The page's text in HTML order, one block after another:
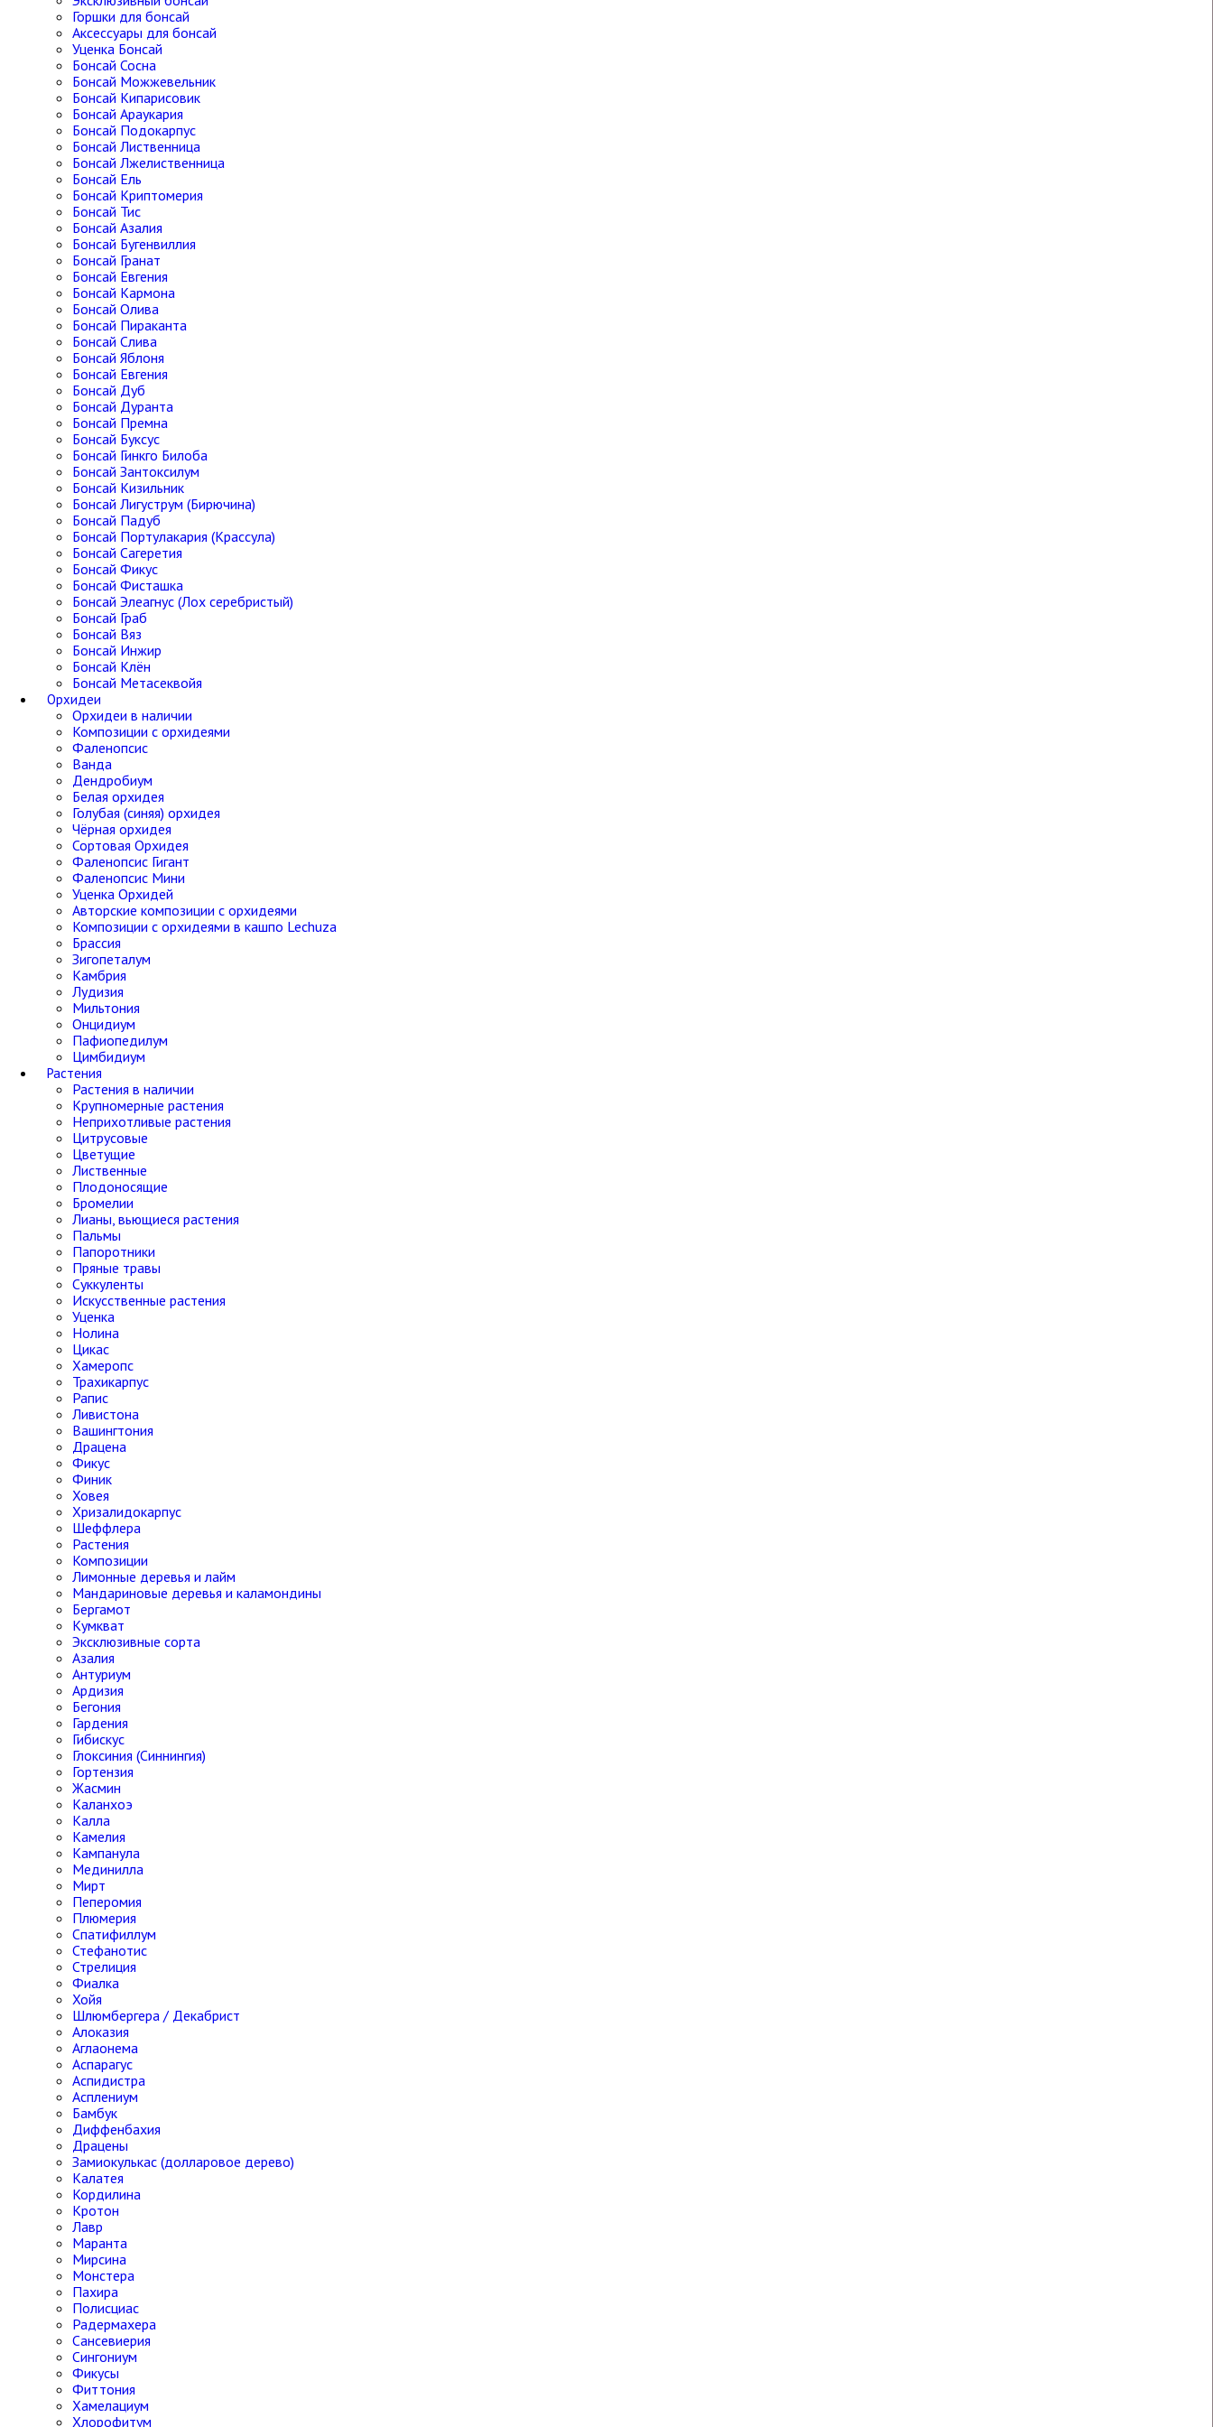
Горшки для бонсай
Аксессуары для бонсай
Уценка Бонсай
Бонсай Сосна
Бонсай Можжевельник
Бонсай Кипарисовик
Бонсай Араукария
Бонсай Подокарпус
Бонсай Лиственница
Бонсай Лжелиственница
Бонсай Ель
Бонсай Криптомерия
Бонсай Тис
Бонсай Азалия
Бонсай Бугенвиллия
Бонсай Гранат
Бонсай Евгения
Бонсай Кармона
Бонсай Олива
Бонсай Пираканта
Бонсай Слива
Бонсай Яблоня
Бонсай Евгения
Бонсай Дуб
Бонсай Дуранта
Бонсай Премна
Бонсай Буксус
Бонсай Гинкго Билоба
Бонсай Зантоксилум
Бонсай Кизильник
Бонсай Лигуструм (Бирючина)
Бонсай Падуб
Бонсай Портулакария (Крассула)
Бонсай Сагеретия
Бонсай Фикус
Бонсай Фисташка
Бонсай Элеагнус (Лох серебристый)
Бонсай Граб
Бонсай Вяз
Бонсай Инжир
Бонсай Клён
Бонсай Метасеквойя
Орхидеи
Орхидеи в наличии
Композиции с орхидеями
Фаленопсис
Ванда
Дендробиум
Белая орхидея
Голубая (синяя) орхидея
Чёрная орхидея
Сортовая Орхидея
Фаленопсис Гигант
Фаленопсис Мини
Уценка Орхидей
Авторские композиции с орхидеями
Композиции с орхидеями в кашпо Lechuza
Брассия
Зигопеталум
Камбрия
Лудизия
Мильтония
Онцидиум
Пафиопедилум
Цимбидиум
Растения
Растения в наличии
Крупномерные растения
Неприхотливые растения
Цитрусовые
Цветущие
Лиственные
Плодоносящие
Бромелии
Лианы, вьющиеся растения
Пальмы
Папоротники
Пряные травы
Суккуленты
Искусственные растения
Уценка
Нолина
Цикас
Хамеропс
Трахикарпус
Рапис
Ливистона
Вашингтония
Драцена
Фикус
Финик
Ховея
Хризалидокарпус
Шеффлера
Растения
Композиции
Лимонные деревья и лайм
Мандариновые деревья и каламондины
Бергамот
Кумкват
Эксклюзивные сорта
Азалия
Антуриум
Ардизия
Бегония
Гардения
Гибискус
Глоксиния (Синнингия)
Гортензия
Жасмин
Каланхоэ
Калла
Камелия
Кампанула
Мединилла
Мирт
Пеперомия
Плюмерия
Спатифиллум
Стефанотис
Стрелиция
Фиалка
Хойя
Шлюмбергера / Декабрист
Алоказия
Аглаонема
Аспарагус
Аспидистра
Асплениум
Бамбук
Диффенбахия
Драцены
Замиокулькас (долларовое дерево)
Калатея
Кордилина
Кротон
Лавр
Маранта
Мирсина
Монстера
Пахира
Полисциас
Радермахера
Сансевиерия
Сингониум
Фикусы
Фиттония
Хамелациум
Хлорофитум